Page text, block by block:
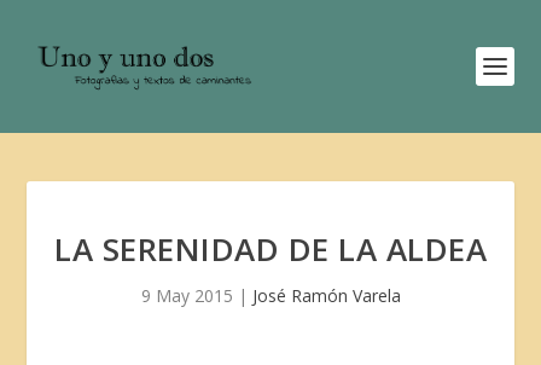
LA SERENIDAD DE LA ALDEA
9 May 2015 | José Ramón Varela